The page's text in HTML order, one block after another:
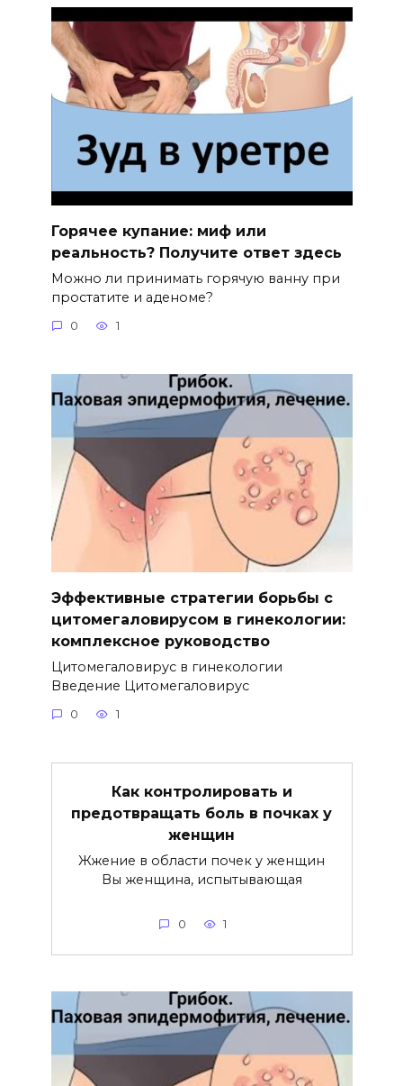
Горячее купание: миф или
реальность? Получите ответ здесь
Можно ли принимать горячую ванну при
простатите и аденоме?
0 1
Эффективные стратегии борьбы с
цитомегаловирусом в гинекологии:
комплексное руководство
Цитомегаловирус в гинекологии
Введение Цитомегаловирус
0 1
Как контролировать и
предотвращать боль в почках у
женщин
Жжение в области почек у женщин
Вы женщина, испытывающая
0 1